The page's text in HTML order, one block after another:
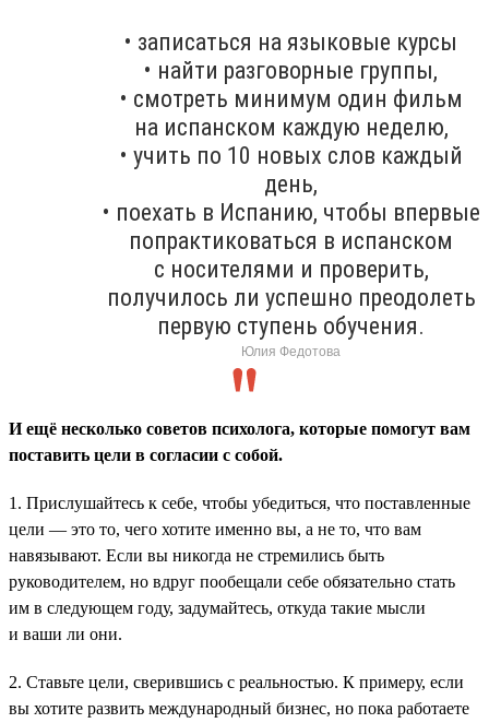
• записаться на языковые курсы
• найти разговорные группы,
• смотреть минимум один фильм
на испанском каждую неделю,
• учить по 10 новых слов каждый
день,
• поехать в Испанию, чтобы впервые
попрактиковаться в испанском
с носителями и проверить,
получилось ли успешно преодолеть
первую ступень обучения.
Юлия Федотова
И ещё несколько советов психолога, которые помогут вам
поставить цели в согласии с собой.
1. Прислушайтесь к себе, чтобы убедиться, что поставленные
цели — это то, чего хотите именно вы, а не то, что вам
навязывают. Если вы никогда не стремились быть
руководителем, но вдруг пообещали себе обязательно стать
им в следующем году, задумайтесь, откуда такие мысли
и ваши ли они.
2. Ставьте цели, сверившись с реальностью. К примеру, если
вы хотите развить международный бизнес, но пока работаете